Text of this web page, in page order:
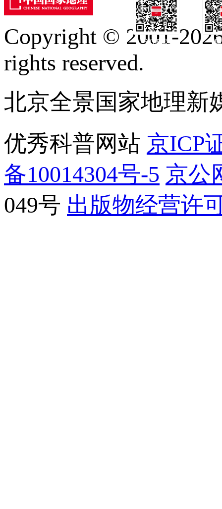
订阅号
Copyright © 2001-
rights reserved.
北京全景国家地理新
优秀科普网站 京ICP
备10014304号-5 京公
049号 出版物经营许